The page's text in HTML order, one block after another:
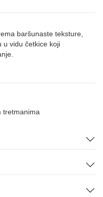
baršunaste teksture,
u vidu četkice koji
tretmanima